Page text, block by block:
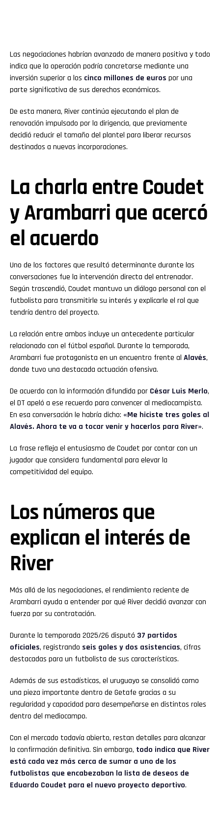
Las negociaciones habrían avanzado de manera positiva y todo
indica que la operación podría concretarse mediante una
inversión superior a los cinco millones de euros por una
parte significativa de sus derechos económicos.
De esta manera, River continúa ejecutando el plan de
renovación impulsado por la dirigencia, que previamente
decidió reducir el tamaño del plantel para liberar recursos
destinados a nuevas incorporaciones.
La charla entre Coudet
y Arambarri que acercó
el acuerdo
Uno de los factores que resultó determinante durante las
conversaciones fue la intervención directa del entrenador.
Según trascendió, Coudet mantuvo un diálogo personal con el
futbolista para transmitirle su interés y explicarle el rol que
tendría dentro del proyecto.
La relación entre ambos incluye un antecedente particular
relacionado con el fútbol español. Durante la temporada,
Arambarri fue protagonista en un encuentro frente al Alavés,
donde tuvo una destacada actuación ofensiva.
De acuerdo con la información difundida por César Luis Merlo,
el DT apeló a ese recuerdo para convencer al mediocampista.
En esa conversación le habría dicho: «Me hiciste tres goles al
Alavés. Ahora te va a tocar venir y hacerlos para River».
La frase refleja el entusiasmo de Coudet por contar con un
jugador que considera fundamental para elevar la
competitividad del equipo.
Los números que
explican el interés de
River
Más allá de las negociaciones, el rendimiento reciente de
Arambarri ayuda a entender por qué River decidió avanzar con
fuerza por su contratación.
Durante la temporada 2025/26 disputó 37 partidos
oficiales, registrando seis goles y dos asistencias, cifras
destacadas para un futbolista de sus características.
Además de sus estadísticas, el uruguayo se consolidó como
una pieza importante dentro de Getafe gracias a su
regularidad y capacidad para desempeñarse en distintos roles
dentro del mediocampo.
Con el mercado todavía abierto, restan detalles para alcanzar
la confirmación definitiva. Sin embargo, todo indica que River
está cada vez más cerca de sumar a uno de los
futbolistas que encabezaban la lista de deseos de
Eduardo Coudet para el nuevo proyecto deportivo.